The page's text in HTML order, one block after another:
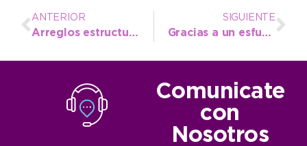
ANTERIOR
Arreglos estructurales y puesta en valor del cementerio necochense
SIGUIENTE
Gracias a un esfuerzo colectivo se reacondicionó en Claraz el SUM del Museo
Comunicate
con
Nosotros